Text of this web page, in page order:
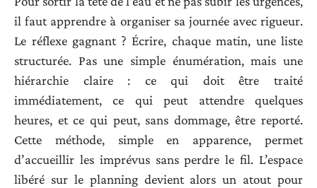
il faut apprendre à organiser sa journée avec rigueur.
Le réflexe gagnant ? Écrire, chaque matin, une liste
structurée. Pas une simple énumération, mais une
hiérarchie claire : ce qui doit être traité
immédiatement, ce qui peut attendre quelques
heures, et ce qui peut, sans dommage, être reporté.
Cette méthode, simple en apparence, permet
d’accueillir les imprévus sans perdre le fil. L’espace
libéré sur le planning devient alors un atout pour